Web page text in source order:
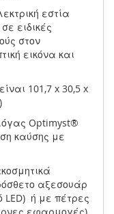
εστία
ειδικές
στον
εικόνα και
101,7 x 30,5 x
Optimyst®
καύσης με
αξεσουάρ
LED) ή με πέτρες
εφαρμογές)